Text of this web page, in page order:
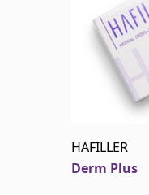
HAFILLER
Derm Plus